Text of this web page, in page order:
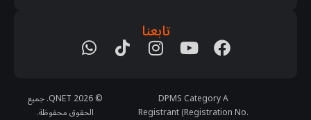
تابعنا
© 2026 QNET. جميع
الحقوق محفوظة.
DPMS Category A
Registrant (Registration No.